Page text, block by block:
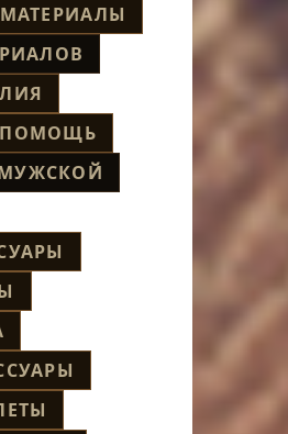
ПОМОЩЬ